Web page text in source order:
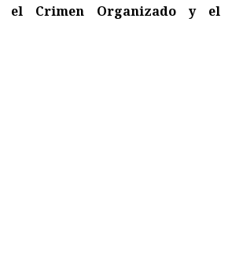
el Crimen Organizado y el